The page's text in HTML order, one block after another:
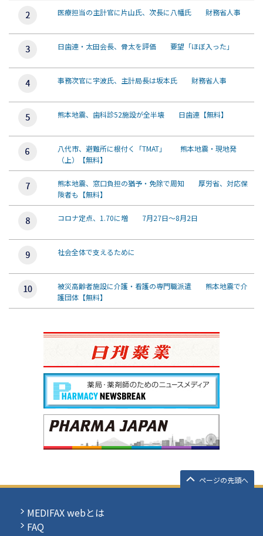
医療担当の主計官に片山氏、次長に八幡氏 財務省人事
日歯連・太田会長、骨太を評価 要望「ほぼ入った」
事務次官に宇波氏、主計局長は坂本氏 財務省人事
熊本地震、歯科診52施設が全半壊 日歯連【無料】
八代市、避難所に根付く「TMAT」 熊本地震・現地発
（上）【無料】
熊本地震、窓口負担の猶予・免除で周知 厚労省、対応保
険者も【無料】
コロナ定点、1.70に増 7月27日～8月2日
社会全体で支えるために
被災高齢者施設に介護・看護の専門職派遣 熊本地震で介
護団体【無料】
ページの先頭へ
MEDIFAX webとは
FAQ